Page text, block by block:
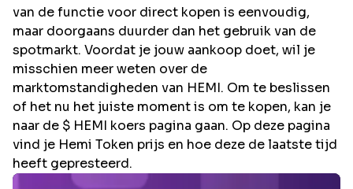
van de functie voor direct kopen is eenvoudig,
maar doorgaans duurder dan het gebruik van de
spotmarkt. Voordat je jouw aankoop doet, wil je
misschien meer weten over de
marktomstandigheden van HEMI. Om te beslissen
of het nu het juiste moment is om te kopen, kan je
naar de $ HEMI koers pagina gaan. Op deze pagina
vind je Hemi Token prijs en hoe deze de laatste tijd
heeft gepresteerd.